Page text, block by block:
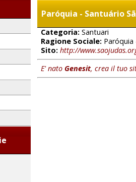
Paróquia - Santuário
Categoria: Santuari
Ragione Sociale: Paróquia
Sito: http://
E' nato Genesit, crea il tuo